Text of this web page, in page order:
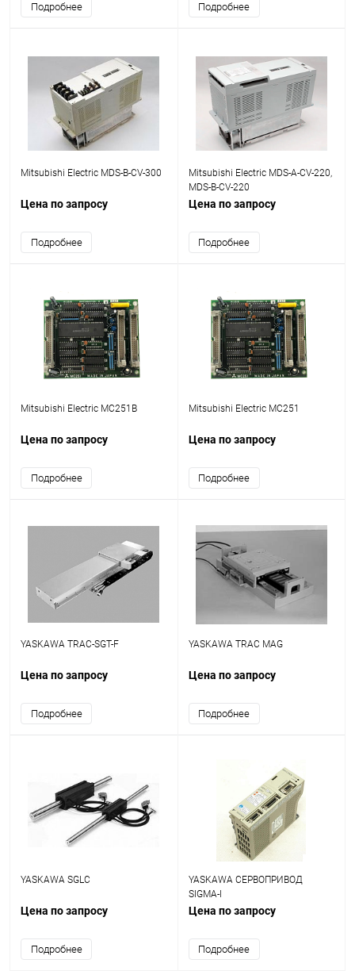
Подробнее Подробнее
Mitsubishi Electric MDS-B-CV-300
Цена по запросу
Подробнее
Mitsubishi Electric MDS-A-CV-220,
MDS-B-CV-220
Цена по запросу
Подробнее
Mitsubishi Electric MC251B
Цена по запросу
Подробнее
Mitsubishi Electric MC251
Цена по запросу
Подробнее
YASKAWA TRAC-SGT-F
Цена по запросу
Подробнее
YASKAWA TRAC MAG
Цена по запросу
Подробнее
YASKAWA SGLC
Цена по запросу
Подробнее
YASKAWA СЕРВОПРИВОД
SIGMA-I
Цена по запросу
Подробнее